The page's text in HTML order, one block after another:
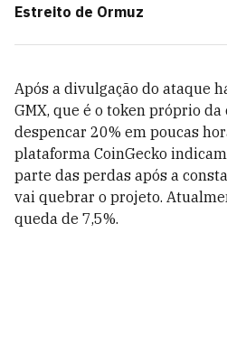
Estreito de Ormuz
Após a divulgação do ataque
GMX, que é o token próprio
despencar 20% em poucas
plataforma CoinGecko
parte das perdas após a
vai quebrar o projeto.
queda de 7,5%.